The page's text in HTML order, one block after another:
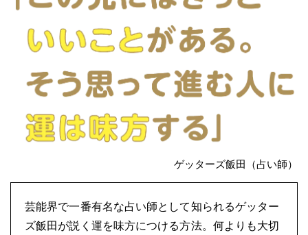
ゲッターズ飯田（占い師）
芸能界で一番有名な占い師として知られるゲッター
ズ飯田が説く運を味方につける方法。何よりも大切